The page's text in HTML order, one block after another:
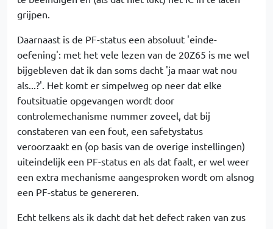
grijpen.
Daarnaast is de PF-status een absoluut 'einde-
oefening': met het vele lezen van de 20Z65 is me wel
bijgebleven dat ik dan soms dacht 'ja maar wat nou
als...?'. Het komt er simpelweg op neer dat elke
foutsituatie opgevangen wordt door
controlemechanisme nummer zoveel, dat bij
constateren van een fout, een safetystatus
veroorzaakt en (op basis van de overige instellingen)
uiteindelijk een PF-status en als dat faalt, er wel weer
een extra mechanisme aangesproken wordt om alsnog
een PF-status te genereren.
Echt telkens als ik dacht dat het defect raken van zus